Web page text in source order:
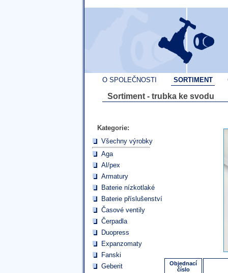
O SPOLEČNOSTI SORTIMENT
Sortiment - trubka ke svodu
Kategorie:
Všechny výrobky
Aga
Al/pex
Armatury
Baterie nízkotlaké
Baterie příslušenství
Časové ventily
Čerpadla
Duopress
Expanzomaty
Fanski
Geberit
Objednací
číslo